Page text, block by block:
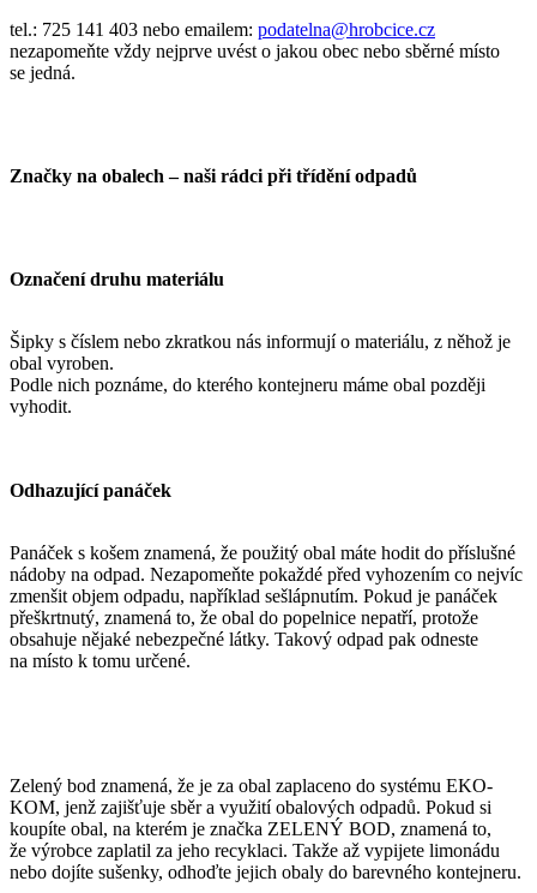
tel.: 725 141 403 nebo emailem: podatelna@hrobcice.cz
nezapomeňte vždy nejprve uvést o jakou obec nebo sběrné místo
se jedná.
Značky na obalech – naši rádci při třídění odpadů
Označení druhu materiálu
Šipky s číslem nebo zkratkou nás informují o materiálu, z něhož je
obal vyroben.
Podle nich poznáme, do kterého kontejneru máme obal později
vyhodit.
Odhazující panáček
Panáček s košem znamená, že použitý obal máte hodit do příslušné
nádoby na odpad. Nezapomeňte pokaždé před vyhozením co nejvíc
zmenšit objem odpadu, například sešlápnutím. Pokud je panáček
přeškrtnutý, znamená to, že obal do popelnice nepatří, protože
obsahuje nějaké nebezpečné látky. Takový odpad pak odneste
na místo k tomu určené.
Zelený bod znamená, že je za obal zaplaceno do systému EKO-
KOM, jenž zajišťuje sběr a využití obalových odpadů. Pokud si
koupíte obal, na kterém je značka ZELENÝ BOD, znamená to,
že výrobce zaplatil za jeho recyklaci. Takže až vypijete limonádu
nebo dojíte sušenky, odhoďte jejich obaly do barevného kontejneru.